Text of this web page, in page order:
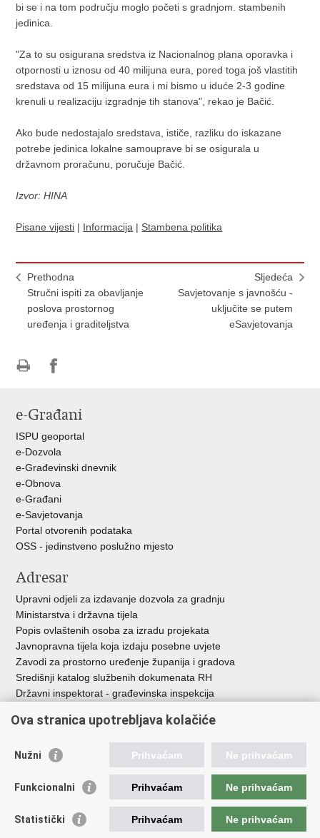
bi se i na tom području moglo početi s gradnjom. stambenih
jedinica.
"Za to su osigurana sredstva iz Nacionalnog plana oporavka i
otpornosti u iznosu od 40 milijuna eura, pored toga još vlastitih
sredstava od 15 milijuna eura i mi bismo u iduće 2-3 godine
krenuli u realizaciju izgradnje tih stanova", rekao je Bačić.
Ako bude nedostajalo sredstava, ističe, razliku do iskazane
potrebe jedinica lokalne samouprave bi se osigurala u
državnom proračunu, poručuje Bačić.
Izvor: HINA
Pisane vijesti | Informacija | Stambena politika
Prethodna
Stručni ispiti za obavljanje
poslova prostornog
uređenja i graditeljstva
Sljedeća
Savjetovanje s javnošću -
uključite se putem
eSavjetovanja
FacebookuTwitteru
e-Građani
ISPU geoportal
e-Dozvola
e-Građevinski dnevnik
e-Obnova
e-Građani
e-Savjetovanja
Portal otvorenih podataka
OSS - jedinstveno poslužno mjesto
Adresar
Upravni odjeli za izdavanje dozvola za gradnju
Ministarstva i državna tijela
Popis ovlaštenih osoba za izradu projekata
Javnopravna tijela koja izdaju posebne uvjete
Zavodi za prostorno uređenje županija i gradova
Središnji katalog službenih dokumenata RH
Državni inspektorat - građevinska inspekcija
Vlada Republike Hrvatske
Agencija za pravni promet i posredovanje nekretninama
Fond za zaštitu okoliša i energetsku učinkovitost
Ova stranica upotrebljava kolačiće
Nužni Prihvaćam Ne prihvaćam
Funkcionalni Prihvaćam Ne prihvaćam
Statistički Prihvaćam Ne prihvaćam